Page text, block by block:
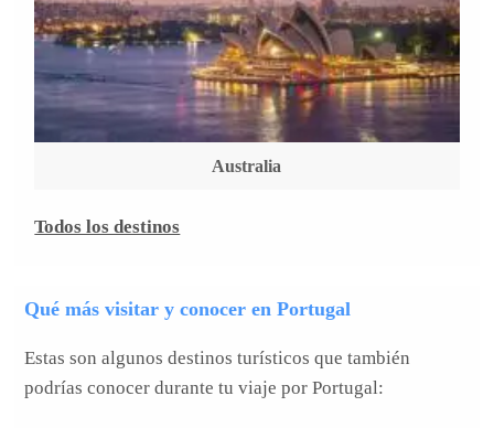
Australia
Todos los destinos
Qué más visitar y conocer en Portugal
Estas son algunos destinos turísticos que también
podrías conocer durante tu viaje por Portugal: